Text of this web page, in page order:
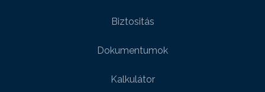
Biztositás
Dokumentumok
Kalkulátor